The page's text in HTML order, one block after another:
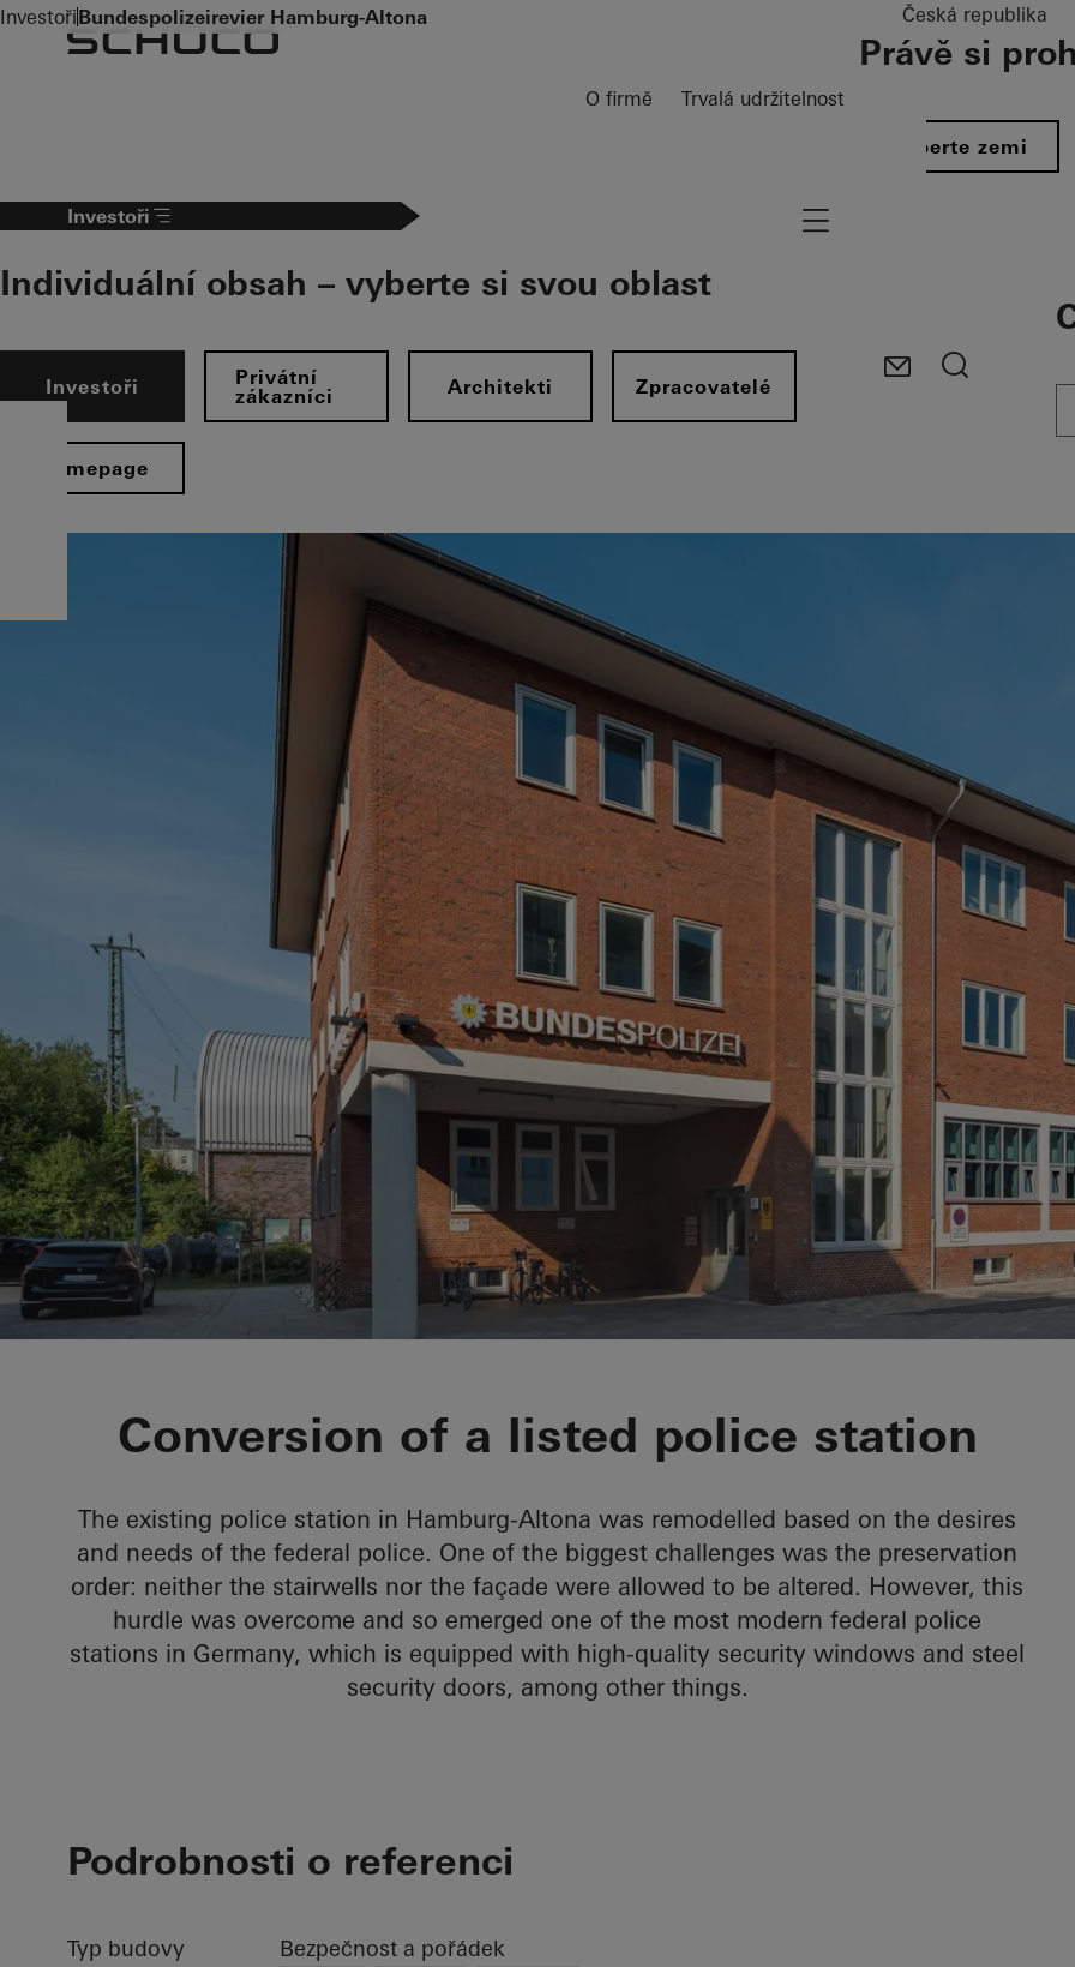
To the main content
O firmě Trvalá udržitelnost
Česká republika
Právě si
Vyberte zemi
Investoři
Individuální obsah – vyberte si svou oblast
Investoři
Privátní
zákazníci
Architekti Zpracovatelé
Homepage
Navigation öffnen
InvestořiBundespolizeirevier Hamburg-Altona
Bundespolizeirevier
Conversion of a listed police station
The existing police station in Hamburg-Altona was remodelled based on the desires
and needs of the federal police. One of the biggest challenges was the preservation
order: neither the stairwells nor the façade were allowed to be altered. However, this
hurdle was overcome and so emerged one of the most modern federal police
stations in Germany, which is equipped with high-quality security windows and steel
security doors, among other things.
Podrobnosti o referenci
Typ budovy
Bezpečnost a pořádek